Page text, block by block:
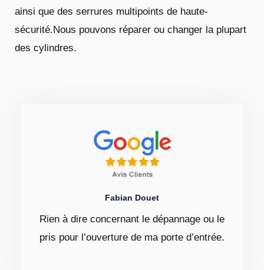
ainsi que des serrures multipoints de haute-
sécurité.Nous pouvons réparer ou changer la plupart
des cylindres.
Fabian Douet
Rien à dire concernant le dépannage ou le
pris pour l’ouverture de ma porte d’entrée.